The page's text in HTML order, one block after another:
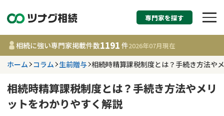
相続税申告・相続手
す
都道府県を選択
事務所
専門家を探す
相続に強い専門家掲載件数1191 件2026年07月現在
ホーム コラム 生前贈与 相続時精算課税制度とは？手続き方法や
相続時精算課税制度とは？手続き方法やメリ
ットをわかりやすく解説